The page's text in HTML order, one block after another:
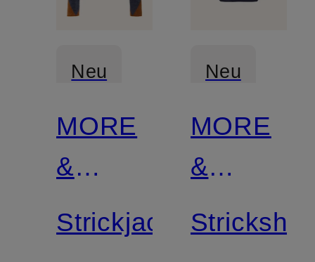
Neu
MORE
&
MORE
Strickjacke
Neu
MORE
&
MORE
Strickshirt